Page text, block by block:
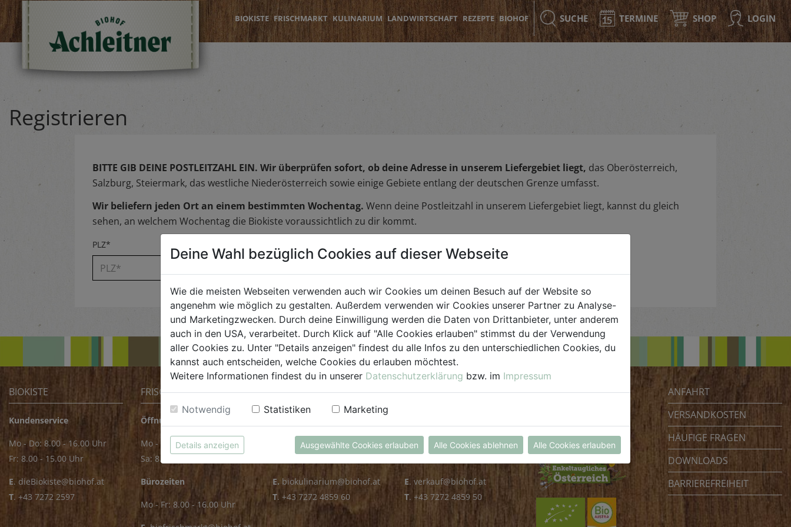
BIOKISTE FRISCHMARKT KULINARIUM LANDWIRTSCHAFT REZEPTE BIOHOF SUCHE TERMINE SHOP LOGIN
Registrieren
BITTE GIB DEINE POSTLEITZAHL EIN. Wir überprüfen sofort, ob deine Adresse in unserem Liefergebiet liegt, das Oberösterreich,
Salzburg, Steiermark, das westliche Niederösterreich sowie einige Gebiete entlang der deutschen Grenze umfasst.
Wir beliefern jeden Ort an einem bestimmten Wochentag. Wenn deine Postleitzahl in unserem Liefergebiet liegt, kannst du gleich
sehen, an welchem Wochentag die Biokiste voraussichtlich zu dir kommt.
PLZ*
BIOKISTE
Kundenservice
Mo - Do: 8.00 - 16.00 Uhr
Fr: 8.00 - 15.00 Uhr
E. dieBiokiste@biohof.at
T. +43 7272 2597
FRISCHMARKT
Öffnungszeiten
Mo - Fr: 8.00 - 18.00 Uhr
Sa: 8.00 - 14.00 Uhr
Bürozeiten
Mo - Fr: 8.00 - 16.00 Uhr
KULINARIUM
Mo - Fr: 8.00 - 14.30 Uhr
E. biokulinarium@biohof.at
T. +43 7272 4859 60
GROSSHANDEL
Mo - Do: 8.00 - 16.00 Uhr
E. verkauf@biohof.at
T. +43 7272 4859 50
Biohof Achleitner
4070 Eferding
Österreich
ANFAHRT
VERSANDKOSTEN
HÄUFIGE FRAGEN
DOWNLOADS
BARRIEREFREIHEIT
Deine Wahl bezüglich Cookies auf dieser Webseite
Wie die meisten Webseiten verwenden auch wir Cookies um deinen Besuch auf der Website so
angenehm wie möglich zu gestalten. Außerdem verwenden wir Cookies unserer Partner zu Analyse-
und Marketingzwecken. Durch deine Einwilligung werden die Daten von Drittanbieter, unter anderem
auch in den USA, verarbeitet. Durch Klick auf "Alle Cookies erlauben" stimmst du der Verwendung
aller Cookies zu. Unter "Details anzeigen" findest du alle Infos zu den unterschiedlichen Cookies, du
kannst auch entscheiden, welche Cookies du erlauben möchtest.
Weitere Informationen findest du in unserer Datenschutzerklärung bzw. im Impressum
Notwendig Statistiken Marketing
Details anzeigen Ausgewählte Cookies erlauben Alle Cookies ablehnen Alle Cookies erlauben